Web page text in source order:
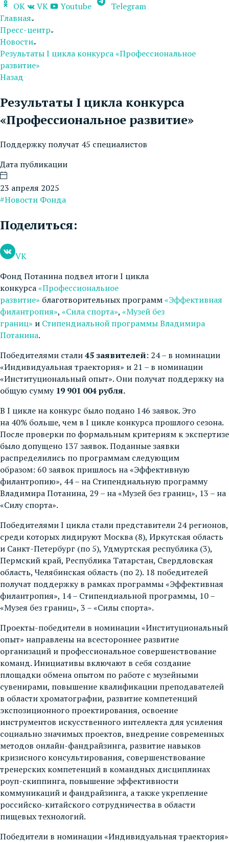
OK
VK Youtube
Telegram
Главная
Пресс-центр
Новости
Результаты I цикла конкурса «Профессиональное
развитие»
Назад
Результаты I цикла конкурса
«Профессиональное развитие»
Поддержку получат 45 специалистов
Дата публикации
23 апреля 2025
#Новости Фонда
Поделиться:
VK
Фонд Потанина подвел итоги I цикла
конкурса«Профессиональное
развитие» благотворительных программ«Эффективная
филантропия», «Сила спорта», «Музей без
границ» и Стипендиальной программы Владимира
Потанина.
Победителями стали45 заявителей: 24 – в номинации
«Индивидуальная траектория» и 21 – в номинации
«Институциональный опыт». Они получат поддержку на
общую сумму 19 901 004 рубля.
В I цикле на конкурс было подано 146 заявок. Это
на 40% больше, чем в I цикле конкурса прошлого сезона.
После проверки по формальным критериям к экспертизе
было допущено 137 заявок. Поданные заявки
распределились по программам следующим
образом: 60 заявок пришлось на «Эффективную
филантропию», 44 – на Стипендиальную программу
Владимира Потанина, 29 – на «Музей без границ», 13 – на
«Силу спорта».
Победителями I цикла стали представители 24 регионов,
среди которых лидируют Москва (8), Иркутская область
и Санкт-Петербург (по 5), Удмуртская республика (3),
Пермский край, Республика Татарстан, Свердловская
область, Челябинская область (по 2). 18 победителей
получат поддержку в рамках программы «Эффективная
филантропия», 14 – Стипендиальной программы, 10 –
«Музея без границ», 3 – «Силы спорта».
Проекты-победители в номинации «Институциональный
опыт» направлены на всестороннее развитие
организаций и профессиональное совершенствование
команд. Инициативы включают в себя создание
площадки обмена опытом по работе с музейными
сувенирами, повышение квалификации преподавателей
в области хроматографии, развитие компетенций
экспозиционного проектирования, освоение
инструментов искусственного интеллекта для усиления
социально значимых проектов, внедрение современных
методов онлайн-фандрайзинга, развитие навыков
кризисного консультирования, совершенствование
тренерских компетенций в командных дисциплинах
роуп-скиппинга, повышение эффективности
коммуникаций и фандрайзинга, а также укрепление
российско-китайского сотрудничества в области
пищевых технологий.
Победители в номинации «Индивидуальная траектория»